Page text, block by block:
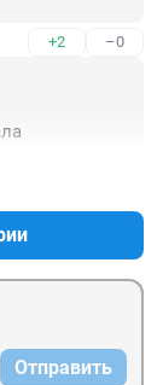
+2 –0
Отправить